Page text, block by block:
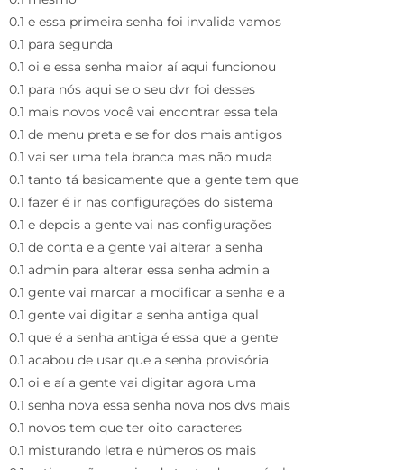
0.1 e essa primeira senha foi invalida vamos
0.1 para segunda
0.1 oi e essa senha maior aí aqui funcionou
0.1 para nós aqui se o seu dvr foi desses
0.1 mais novos você vai encontrar essa tela
0.1 de menu preta e se for dos mais antigos
0.1 vai ser uma tela branca mas não muda
0.1 tanto tá basicamente que a gente tem que
0.1 fazer é ir nas configurações do sistema
0.1 e depois a gente vai nas configurações
0.1 de conta e a gente vai alterar a senha
0.1 admin para alterar essa senha admin a
0.1 gente vai marcar a modificar a senha e a
0.1 gente vai digitar a senha antiga qual
0.1 que é a senha antiga é essa que a gente
0.1 acabou de usar que a senha provisória
0.1 oi e aí a gente vai digitar agora uma
0.1 senha nova essa senha nova nos dvs mais
0.1 novos tem que ter oito caracteres
0.1 misturando letra e números os mais